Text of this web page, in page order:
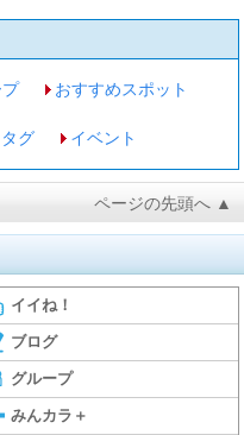
プ おすすめスポット
グ イベント
ページの先頭へ ▲
イイね！
ブログ
グループ
みんカラ＋